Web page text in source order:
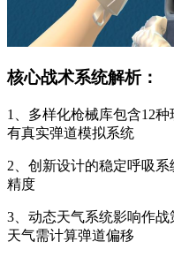
核心战术系统解析：
1、多样化枪械库包含12
有真实弹道模拟系统
2、创新设计的稳定呼吸
精度
3、动态天气系统影响作
天气需计算弹道偏移